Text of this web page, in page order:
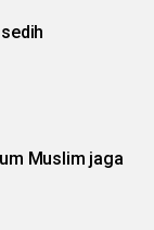
Muslim jaga